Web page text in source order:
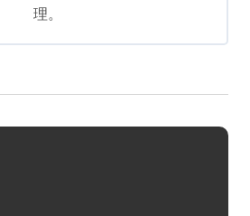
理。